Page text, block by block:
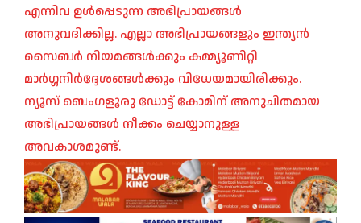
എന്നിവ ഉൾപ്പെടുന്ന അഭിപ്രായങ്ങൾ
അനുവദിക്കില്ല. എല്ലാ അഭിപ്രായങ്ങളും ഇന്ത്യൻ
സൈബർ നിയമങ്ങൾക്കും കമ്മ്യൂണിറ്റി
മാർഗ്ഗനിർദ്ദേശങ്ങൾക്കും വിധേയമായിരിക്കും.
ന്യൂസ് ബെംഗളൂരു ഡോട്ട് കോമിന് അനുചിതമായ
അഭിപ്രായങ്ങൾ നീക്കം ചെയ്യാനുള്ള
അവകാശമുണ്ട്.